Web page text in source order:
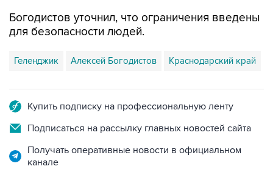
Богодистов уточнил, что ограничения введены
для безопасности людей.
Геленджик Алексей Богодистов Краснодарский край
Купить подписку на профессиональную ленту
Подписаться на рассылку главных новостей сайта
Получать оперативные новости в официальном
канале